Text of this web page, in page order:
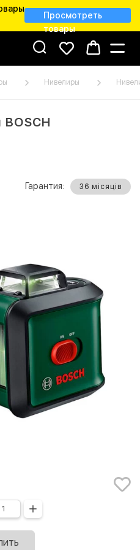
Просмотреть
товары
Нивелиры
Гарантия: 36 місяців